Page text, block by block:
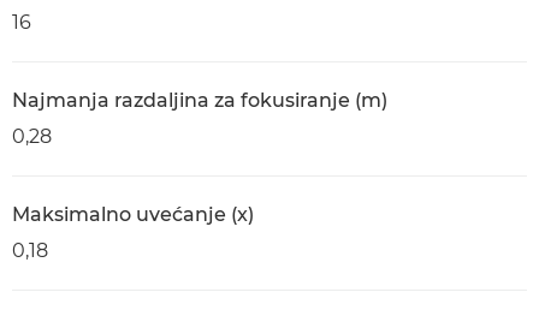
16
Najmanja razdaljina za fokusiranje (m)
0,28
Maksimalno uvećanje (x)
0,18